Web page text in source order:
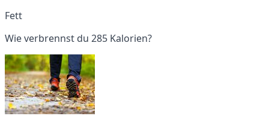
Fett
Wie verbrennst du 285 Kalorien?